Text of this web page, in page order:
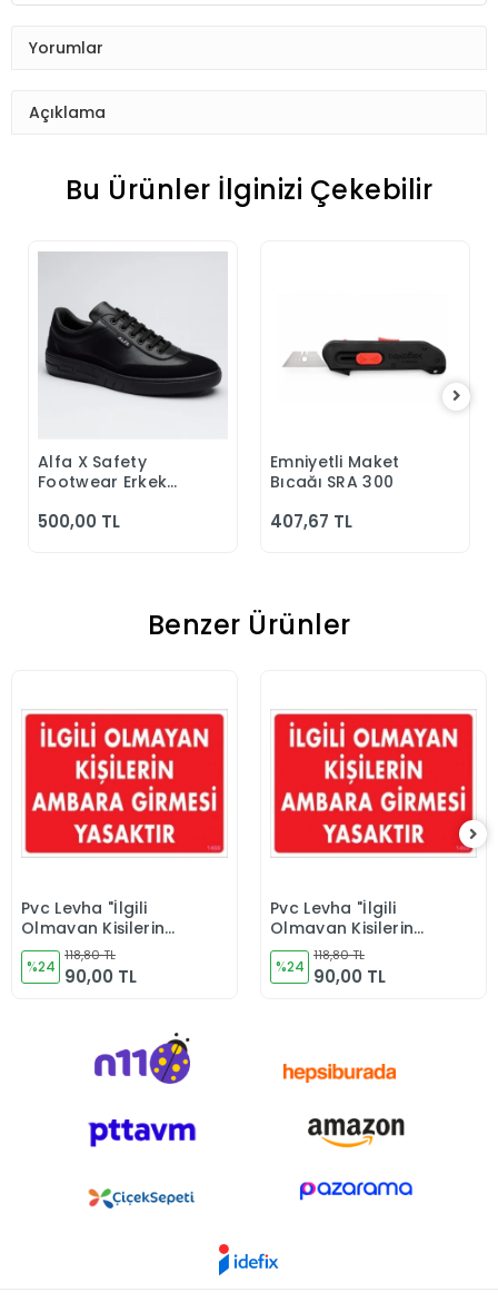
Yorumlar
Açıklama
Bu Ürünler İlginizi Çekebilir
Sepete Ekle
Alfa X Safety
Footwear Erkek
Klasik Ayakkabı
500,00 TL
Sepete Ekle
Emniyetli Maket
Bıçağı SRA 300
407,67 TL
Benzer Ürünler
Sepete Ekle
Pvc Levha "İlgili
Olmayan Kişilerin
Ambara Girmesi
Yasaktır" 25*35 cm
%24
118,80 TL
90,00 TL
Sepete Ekle
Pvc Levha "İlgili
Olmayan Kişilerin
Ambara Girmesi
Yasaktır" 25*35 cm
%24
118,80 TL
90,00 TL